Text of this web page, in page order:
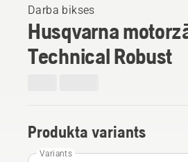
Darba bikses
Husqvarna
Technical Robust
Produkta variants
Variants